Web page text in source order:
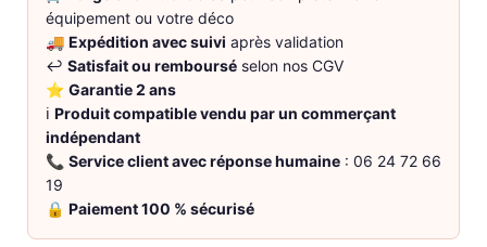
équipement ou votre déco
🚚 Expédition avec suivi après validation
↩️ Satisfait ou remboursé selon nos CGV
⭐ Garantie 2 ans
ℹ️ Produit compatible vendu par un commerçant
indépendant
📞 Service client avec réponse humaine : 06 24 72 66
19
🔒 Paiement 100 % sécurisé